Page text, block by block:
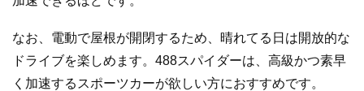
なお、電動で屋根が開閉するため、晴れてる日は開放的な
ドライブを楽しめます。488スパイダーは、高級かつ素早
く加速するスポーツカーが欲しい方におすすめです。